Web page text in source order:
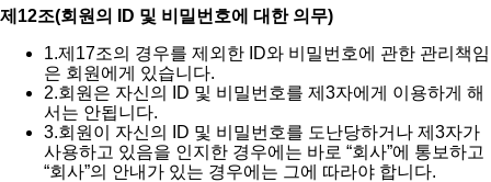
제12조(회원의 ID 및 비밀번호에 대한 의무)
1.제17조의 경우를 제외한 ID와 비밀번호에 관한 관리책임
은 회원에게 있습니다.
2.회원은 자신의 ID 및 비밀번호를 제3자에게 이용하게 해
서는 안됩니다.
3.회원이 자신의 ID 및 비밀번호를 도난당하거나 제3자가
사용하고 있음을 인지한 경우에는 바로 “회사”에 통보하고
“회사”의 안내가 있는 경우에는 그에 따라야 합니다.